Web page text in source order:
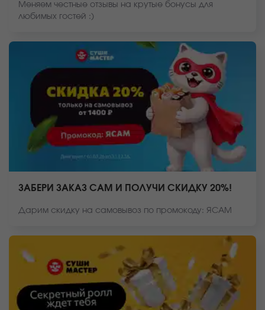
Меняем честные отзывы на крутые бонусы для
любимых гостей :)
ЗАБЕРИ ЗАКАЗ САМ И ПОЛУЧИ СКИДКУ 20%!
Дарим скидку на самовывоз по промокоду: ЯСАМ